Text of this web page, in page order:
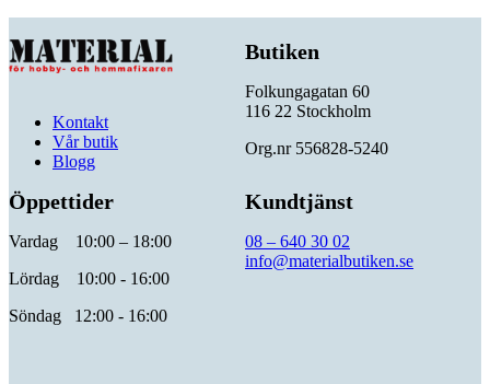
Kontakt
Vår butik
Blogg
Butiken
Folkungagatan 60
116 22 Stockholm
Org.nr 556828-5240
Öppettider
Vardag 10:00 – 18:00
Lördag 10:00 - 16:00
Söndag 12:00 - 16:00
Kundtjänst
08 – 640 30 02
info@materialbutiken.se